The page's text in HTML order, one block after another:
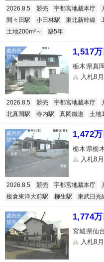
2026.8.5 競売 宇都宮地裁本庁
間々田駅
小田林駅 東北新幹線
土地200m²～
築5年
1,517
栃木県真
入札8
2026.8.5 競売 宇都宮地裁本庁
北真岡駅
寺内駅 真岡鐵道 土地
1,472
栃木県栃
入札8
2026.8.5 競売 宇都宮地裁本庁
板倉東洋大前駅
柳生駅 東武日光
1,774
宮城県仙
入札8